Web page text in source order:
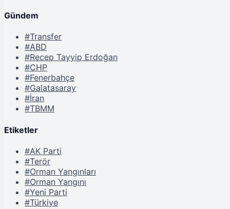
Gündem
#Transfer
#ABD
#Recep Tayyip Erdoğan
#CHP
#Fenerbahçe
#Galatasaray
#İran
#TBMM
Etiketler
#AK Parti
#Terör
#Orman Yangınları
#Orman Yangını
#Yeni Parti
#Türkiye